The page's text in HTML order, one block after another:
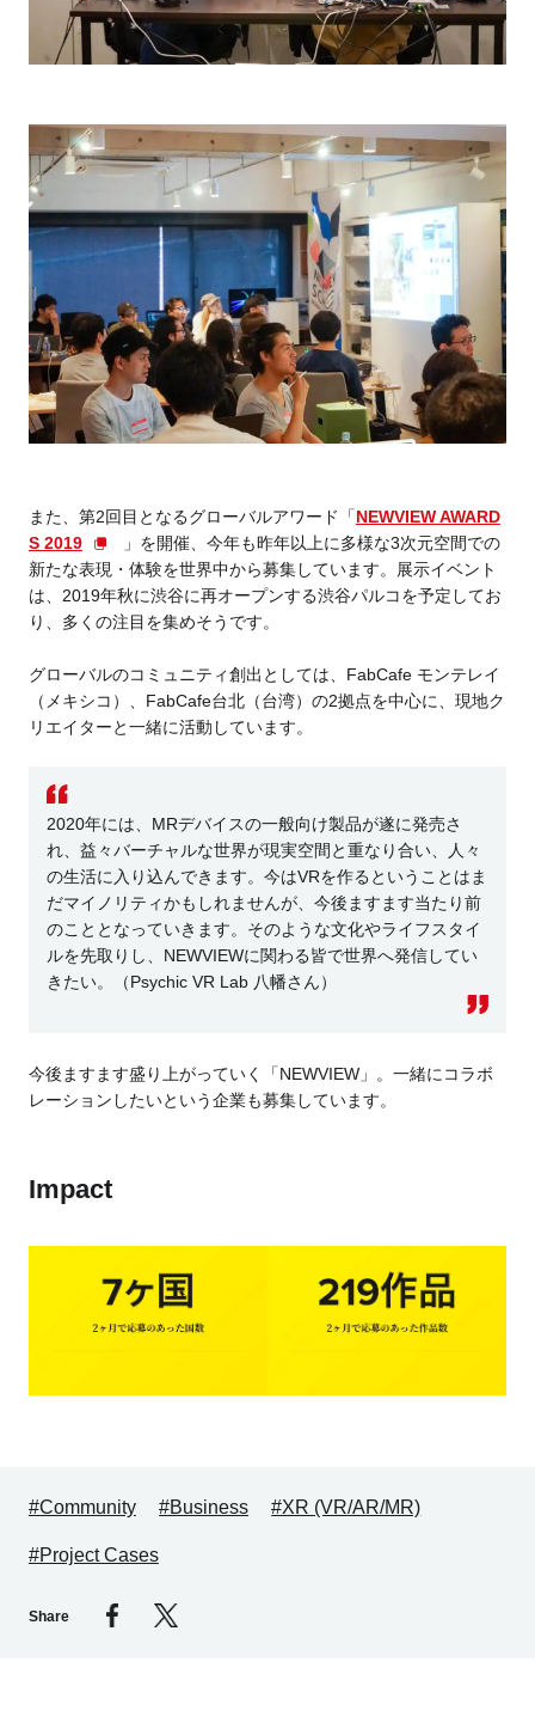
また、第2回目となるグローバルアワード「NEWVIEW AWARD
S 2019
」を開催、今年も昨年以上に多様な3次元空間での
新たな表現・体験を世界中から募集しています。展示イベント
は、2019年秋に渋谷に再オープンする渋谷パルコを予定してお
り、多くの注目を集めそうです。
グローバルのコミュニティ創出としては、FabCafe モンテレイ
（メキシコ）、FabCafe台北（台湾）の2拠点を中心に、現地ク
リエイターと一緒に活動しています。
2020年には、MRデバイスの一般向け製品が遂に発売さ
れ、益々バーチャルな世界が現実空間と重なり合い、人々
の生活に入り込んできます。今はVRを作るということはま
だマイノリティかもしれませんが、今後ますます当たり前
のこととなっていきます。そのような文化やライフスタイ
ルを先取りし、NEWVIEWに関わる皆で世界へ発信してい
きたい。（Psychic VR Lab 八幡さん）
今後ますます盛り上がっていく「NEWVIEW」。一緒にコラボ
レーションしたいという企業も募集しています。
Impact
#Community #Business #XR (VR/AR/MR)
#Project Cases
Share